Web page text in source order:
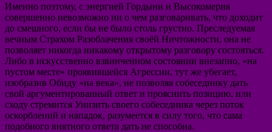
Именно поэтому, с энергией Гордыни и Высокомерия
совершенно невозможно ни о чем разговаривать, что доходит
до смешного, если бы не было столь грустно. Преследуемая
вечным Страхом Разоблачения своёй Ничтожности, она не
позволяет никогда никакому открытому разговору состояться.
Либо в искусственно взвинченном состоянии внезапно, «на
пустом месте» проявившейся Агрессии, тут же убегает,
изобразив Обиду «на века», не позволяя собеседнику дать
свой аргументированный ответ и прояснить позицию, или
сходу стремится Унизить своего собеседника через поток
оскорблений и нападок, разумеется в силу того, что сама
подобного внятного ответа дать не способна.